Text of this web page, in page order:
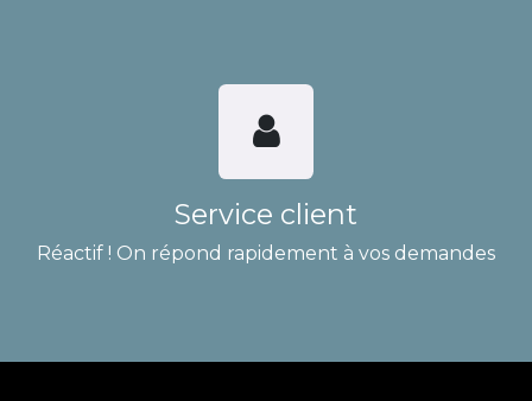
Service client
Réactif ! On répond rapidement à vos demandes